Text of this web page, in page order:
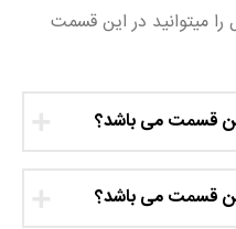
میتوانید در این قسمت
قسمت می باشد؟
قسمت می باشد؟